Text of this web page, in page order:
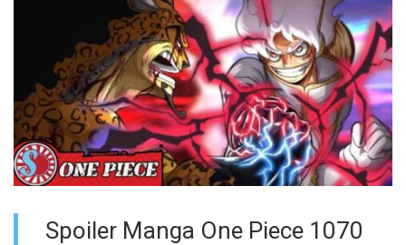
Spoiler Manga One Piece 1070